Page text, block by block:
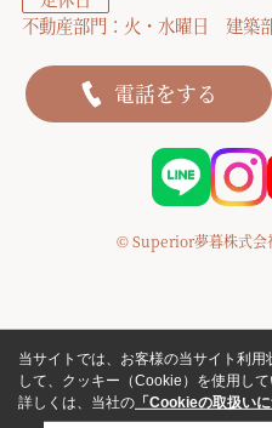
不動産部門：火・水曜日 建築
電話をする
© Superior夢暮株式
当サイトでは、お客様の当サイト利
して、クッキー（Cookie）を使用して
詳しくは、当社の 「Cookieの取扱いに